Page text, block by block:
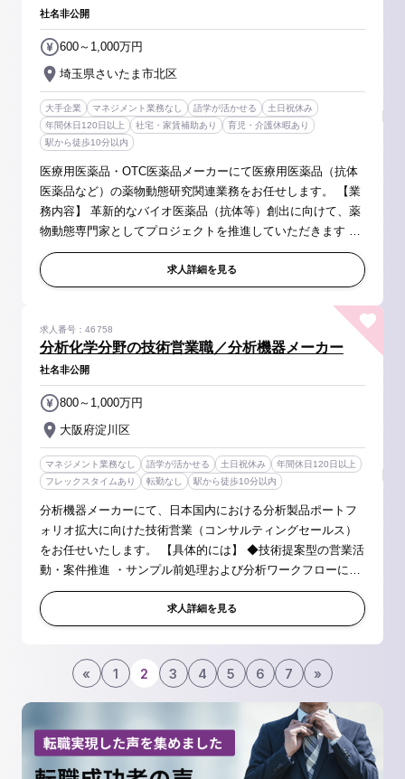
社名非公開
埼玉県さいたま市北区
600～1,000万円
大手企業 マネジメント業務なし 語学が活かせる
土日祝休み
年間休日120日以上
社宅・家賃補助あり
育児・介護休暇あり
駅から徒歩10分以内
医療用医薬品・OTC医薬品メーカーにて医療用医薬品（抗体
医薬品など）の薬物動態研究関連業務をお任せします。 【業
務内容】 革新的なバイオ医薬品（抗体等）創出に向けて、薬
物動態専門家としてプロジェクトを推進していただきます ■
動物実験や抗体分析などの各種動態試験の立案と遂行 ■得ら
れたデータから、ヒト...求人詳細を見る
分析化学分野の技術営業職／分析機器メーカー
求人番号：46758
社名非公開
大阪府淀川区
800～1,000万円
マネジメント業務なし 語学が活かせる 土日祝休み
年間休日120日以上
フレックスタイムあり
転勤なし 駅から徒歩10分以内
分析機器メーカーにて、日本国内における分析製品ポートフ
ォリオ拡大に向けた技術営業（コンサルティングセールス）
をお任せいたします。 【具体的には】 ◆技術提案型の営業活
動・案件推進 ・サンプル前処理および分析ワークフローに関
する技術コンサルティングを通じた売上目標の達成 ・顧客課
題のヒアリングと、...
求人詳細を見る
« 1 2 3 4 5 6 7 »